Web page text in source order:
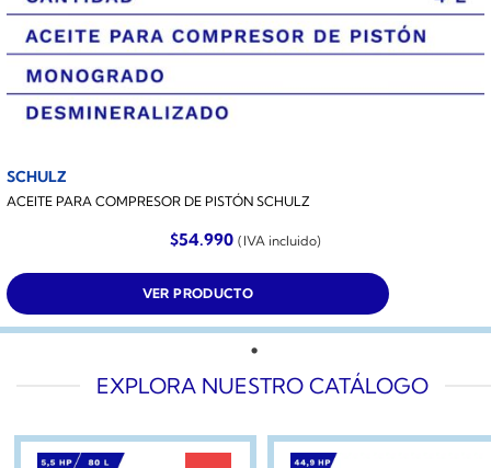
SCHULZ
ACEITE PARA COMPRESOR DE PISTÓN SCHULZ
$54.990 (IVA incluido)
VER PRODUCTO
EXPLORA NUESTRO CATÁLOGO